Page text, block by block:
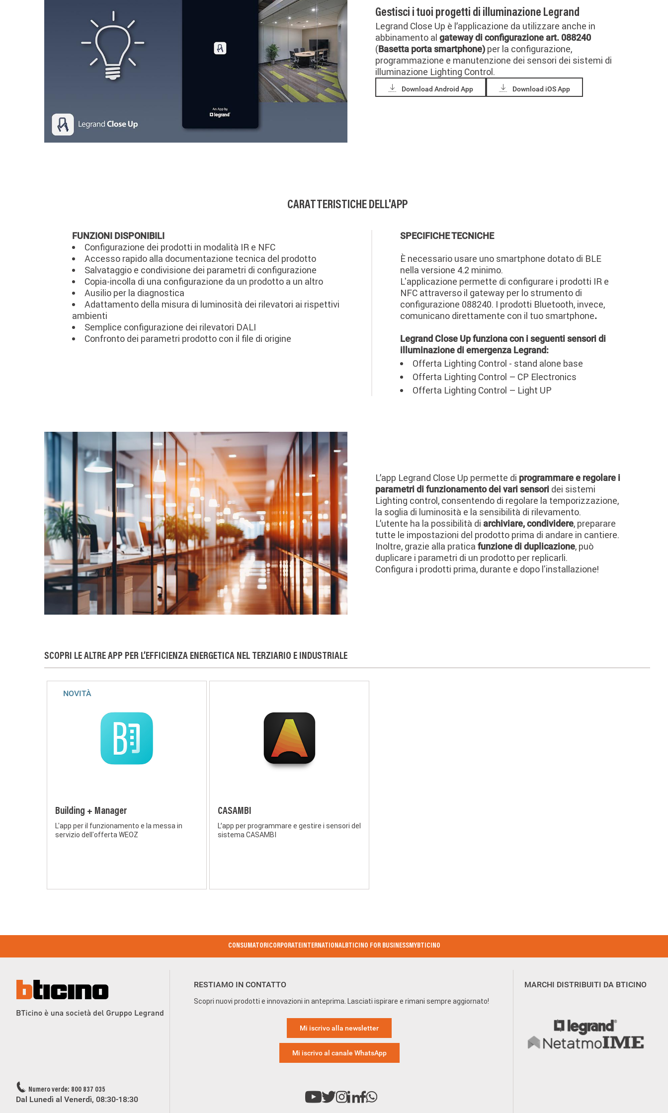
Gestisci i tuoi progetti di illuminazione Legrand
Legrand Close Up è l’applicazione da utilizzare anche in
abbinamento al gateway di configurazione art. 088240
(Basetta porta smartphone) per la configurazione,
programmazione e manutenzione dei sensori dei sistemi di
illuminazione Lighting Control.
Download Android App Download iOS App
CARATTERISTICHE DELL'APP
FUNZIONI DISPONIBILI
Configurazione dei prodotti in modalità IR e NFC
Accesso rapido alla documentazione tecnica del prodotto
Salvataggio e condivisione dei parametri di configurazione
Copia-incolla di una configurazione da un prodotto a un altro
Ausilio per la diagnostica
Adattamento della misura di luminosità dei rilevatori ai rispettivi
ambienti
Semplice configurazione dei rilevatori DALI
Confronto dei parametri prodotto con il file di origine
SPECIFICHE TECNICHE
È necessario usare uno smartphone dotato di BLE
nella versione 4.2 minimo.
L'applicazione permette di configurare i prodotti IR e
NFC attraverso il gateway per lo strumento di
configurazione 088240. I prodotti Bluetooth, invece,
comunicano direttamente con il tuo smartphone.
Legrand Close Up funziona con i seguenti sensori di
illuminazione di emergenza Legrand:
Offerta Lighting Control - stand alone base
Offerta Lighting Control – CP Electronics
Offerta Lighting Control – Light UP
L’app Legrand Close Up permette di programmare e regolare i
parametri di funzionamento dei vari sensori dei sistemi
Lighting control, consentendo di regolare la temporizzazione,
la soglia di luminosità e la sensibilità di rilevamento.
L’utente ha la possibilità di archiviare, condividere, preparare
tutte le impostazioni del prodotto prima di andare in cantiere.
Inoltre, grazie alla pratica funzione di duplicazione, può
duplicare i parametri di un prodotto per replicarli.
Configura i prodotti prima, durante e dopo l'installazione!
SCOPRI LE ALTRE APP PER L’EFFICIENZA ENERGETICA NEL TERZIARIO E INDUSTRIALE
NOVITÀ
Building + Manager
L'app per il funzionamento e la messa in
servizio dell'offerta WEOZ
CASAMBI
L’app per programmare e gestire i sensori del
sistema CASAMBI
CONSUMATORICORPORATEINTERNATIONALBTICINO FOR BUSINESSMYBTICINO
Numero verde: 800 837 035
Dal Lunedì al Venerdì, 08:30-18:30
RESTIAMO IN CONTATTO
Scopri nuovi prodotti e innovazioni in anteprima. Lasciati ispirare e rimani sempre aggiornato!
Mi iscrivo alla newsletter
Mi iscrivo al canale WhatsApp
MARCHI DISTRIBUITI DA BTICINO